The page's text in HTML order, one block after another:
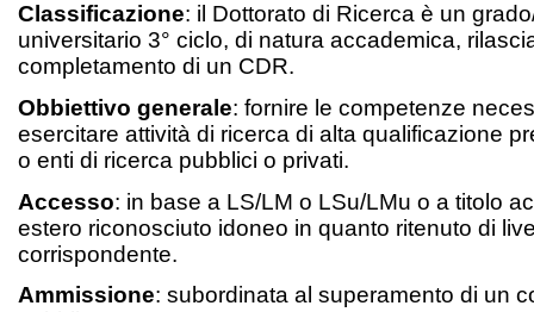
Classificazione: il Dottorato di Ricerca è un
universitario 3° ciclo, di natura accademica,
completamento di un CDR.
Obbiettivo generale: fornire le competenze
esercitare attività di ricerca di alta qualificazione
o enti di ricerca pubblici o privati.
Accesso: in base a LS/LM o LSu/LMu o a titolo
estero riconosciuto idoneo in quanto ritenuto di
corrispondente.
Ammissione: subordinata al superamento di un